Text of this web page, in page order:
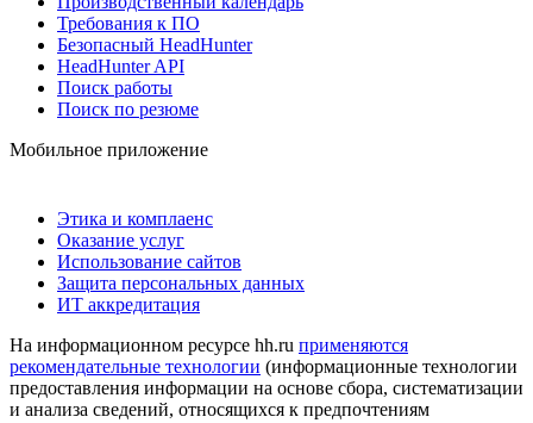
Требования к ПО
Безопасный HeadHunter
HeadHunter API
Поиск работы
Поиск по резюме
Мобильное приложение
Этика и комплаенс
Оказание услуг
Использование сайтов
Защита персональных данных
ИТ аккредитация
На информационном ресурсе hh.ru применяются
рекомендательные технологии (информационные технологии
предоставления информации на основе сбора, систематизации
и анализа сведений, относящихся к предпочтениям